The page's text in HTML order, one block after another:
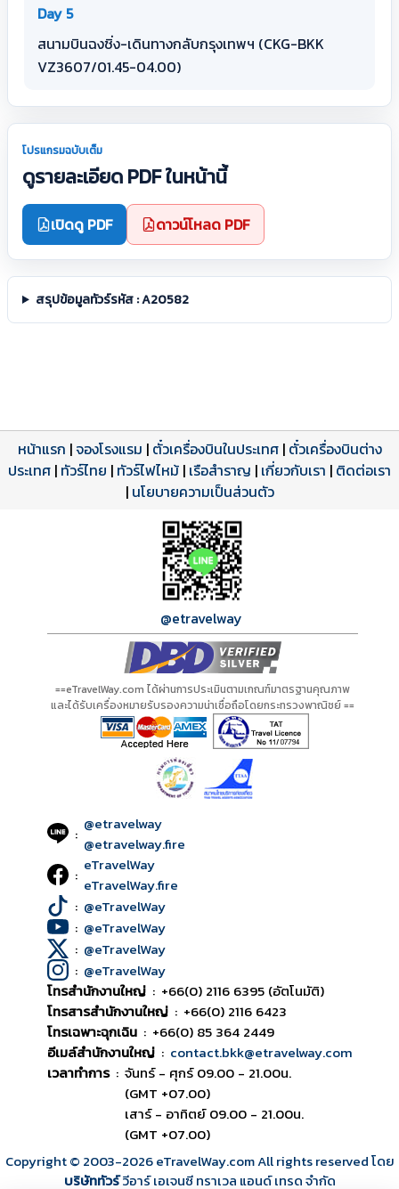
Day 5
สนามบินฉงชิ่ง-เดินทางกลับกรุงเทพฯ (CKG-BKK
VZ3607/01.45-04.00)
โปรแกรมฉบับเต็ม
ดูรายละเอียด PDF ในหน้านี้
เปิดดู PDF ดาวน์โหลด PDF
สรุปข้อมูลทัวร์รหัส : A20582
โปรแกรมทัวร์
ดาวน์โหลด PDF
รีวิวลูกค้าจริง
รีวิวจาก eTravelWay
เปิดหน้าเต็ม
ใบอนุญาตนำเที่ยว
เลขที่ 11/11450
เปิดหน้าเต็ม
หน้าแรก |จองโรงแรม | ตั๋วเครื่องบินในประเทศ| ตั๋วเครื่องบินต่าง
ประเทศ | ทัวร์ไทย | ทัวร์ไฟไหม้ | เรือสำราญ | เกี่ยวกับเรา | ติดต่อเรา
| นโยบายความเป็นส่วนตัว
@etravelway
==eTravelWay.com ได้ผ่านการประเมินตามเกณฑ์มาตรฐานคุณภาพ
และได้รับเครื่องหมายรับรองความน่าเชื่อถือโดยกระทรวงพาณิชย์ ==
: @etravelway
@etravelway.fire
: eTravelWay
eTravelWay.fire
: @eTravelWay
: @eTravelWay
: @eTravelWay
: @eTravelWay
โทรสำนักงานใหญ่ : +66(0) 2116 6395 (อัตโนมัติ)
โทรสารสำนักงานใหญ่ : +66(0) 2116 6423
โทรเฉพาะฉุกเฉิน : +66(0) 85 364 2449
อีเมล์สำนักงานใหญ่ : contact.bkk@etravelway.com
เวลาทำการ : จันทร์ - ศุกร์ 09.00 - 21.00น.
(GMT +07.00)
เสาร์ - อาทิตย์ 09.00 - 21.00น.
(GMT +07.00)
Copyright © 2003-2026eTravelWay.com All rights reserved โดย
บริษัททัวร์วีอาร์ เอเจนซี ทราเวล แอนด์ เทรด จำกัด